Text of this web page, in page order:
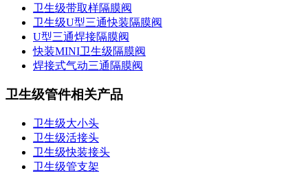
卫生级带取样隔膜阀
卫生级U型三通快装隔膜阀
U型三通焊接隔膜阀
快装MINI卫生级隔膜阀
焊接式气动三通隔膜阀
卫生级管件相关产品
卫生级大小头
卫生级活接头
卫生级快装接头
卫生级管支架